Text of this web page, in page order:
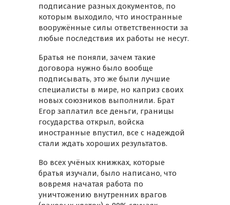
подписание разных документов, по
которым выходило, что иностранные
вооружённые силы ответственности за
любые последствия их работы не несут.
Братья не поняли, зачем такие
договора нужно было вообще
подписывать, это же были лучшие
специалисты в мире, но каприз своих
новых союзников выполнили. Брат
Егор заплатил все деньги, границы
государства открыл, войска
иностранные впустил, все с надеждой
стали ждать хороших результатов.
Во всех учёных книжках, которые
братья изучали, было написано, что
вовремя начатая работа по
уничтожению внутренних врагов